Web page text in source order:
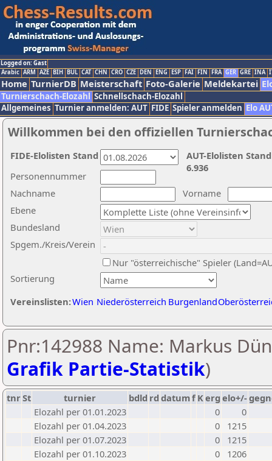
Logged on: Gast
Arabic ARM AZE BIH BUL CAT CHN CRO CZE DEN ENG ESP FAI FIN FRA GER GRE INA
Home TurnierDB Meisterschaft Foto-Galerie Meldekartei
Turnierschach-Elozahl Schnellschach-Elozahl
Allgemeines Turnier anmelden: AUT FIDE Spieler anmelden Elo
Willkommen bei den offiziellen
Nachname
Vorname
Ebene
Sortierung
Personennummer
Bundesland
Spgem./Kreis/Verein
Nur "österreichische" Spieler
Vereinslisten:Wien Niederösterreich Burgenland
AUT-Elolisten
6.936
FIDE-Elolisten Stand
Pnr:142988 Name: Markus
Grafik Partie-Statistik)
tnrSt turnier bdld rd datumf Kerg elo+/-
Elozahl per 01.01.2023
0
0
Elozahl per 01.04.2023
0
1215
Elozahl per 01.07.2023
0
1215
Elozahl per 01.10.2023
0
1206